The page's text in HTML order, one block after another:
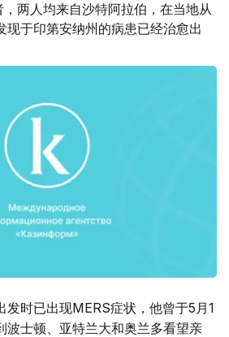
两人均来自沙特阿拉伯，在当地从
现于印第安纳州的病患已经治愈出
发时已出现MERS症状，他曾于5月1
波士顿、亚特兰大和奥兰多看望亲